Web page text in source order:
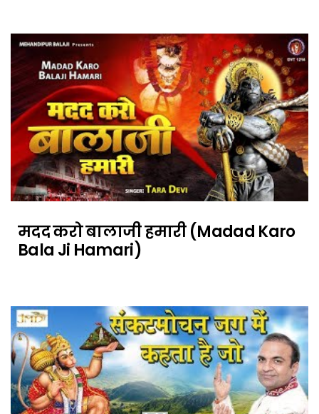
मदद करो बालाजी हमारी (Madad Karo
Bala Ji Hamari)